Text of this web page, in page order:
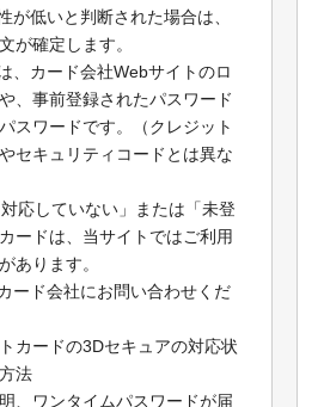
が低いと判断された場合は、
が確定します。
、カード会社Webサイトのロ
、事前登録されたパスワード
スワードです。（クレジット
セキュリティコードとは異な
応していない」または「未登
ードは、当サイトではご利用
あります。
ード会社にお問い合わせくだ
カードの3Dセキュアの対応状
法
、ワンタイムパスワードが届